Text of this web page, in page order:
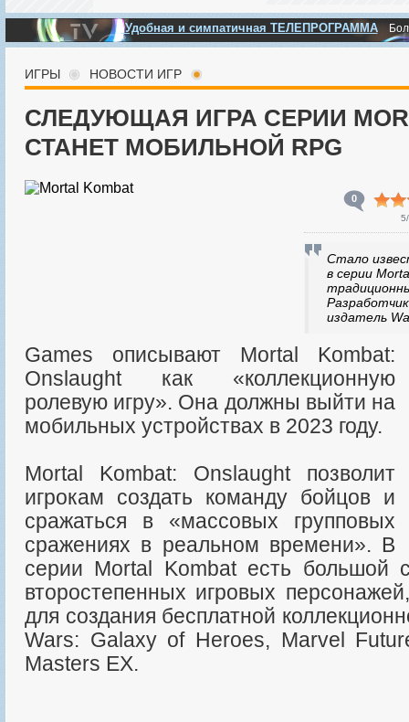
Удобная и симпатичная ТЕЛЕПРОГРАММА
ИГРЫ НОВОСТИ ИГР
СЛЕДУЮЩАЯ ИГРА СЕРИИ
СТАНЕТ МОБИЛЬНОЙ RPG
0
5
Стало
в серии
издатель
Games описывают Mortal Kombat:
Onslaught как «коллекционную
ролевую игру». Она должны выйти на
мобильных устройствах в 2023 году.
Mortal Kombat: Onslaught позволит
игрокам создать команду бойцов и
сражаться в «массовых групповых
сражениях в реальном времени». В
серии Mortal Kombat есть большой
второстепенных игровых
для создания бесплатной
Wars: Galaxy of Heroes, Marvel
Masters EX.